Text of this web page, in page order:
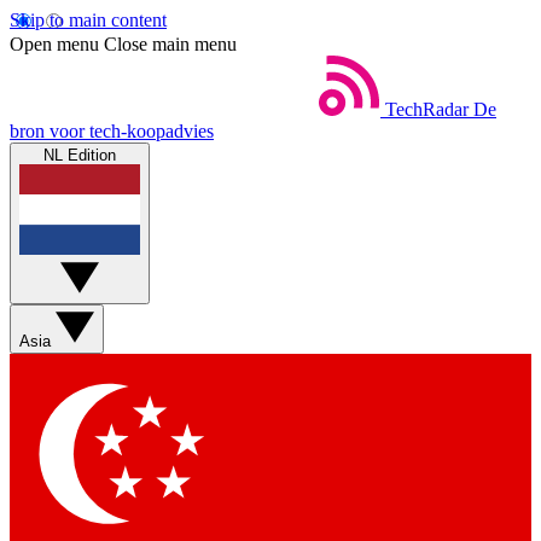
Skip to main content
Open menu Close main menu
TechRadar De
bron voor tech-koopadvies
NL Edition
Asia